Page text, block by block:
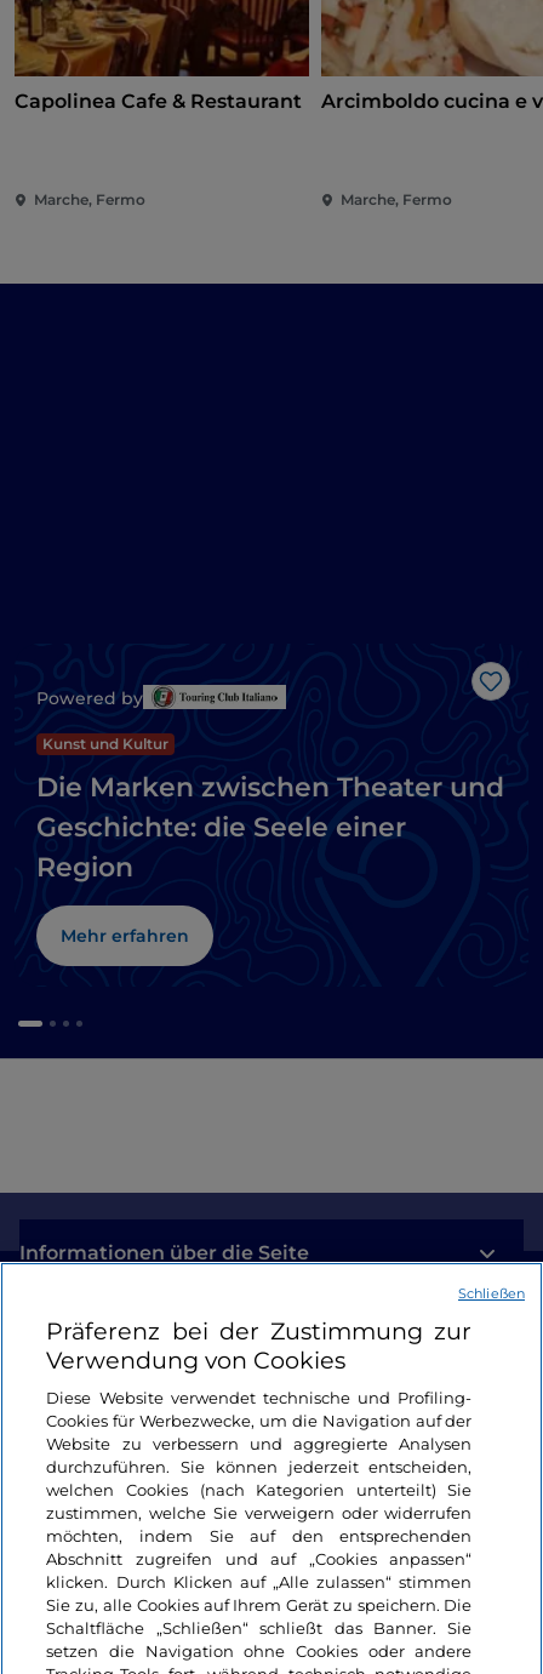
Capolinea Cafe & Restaurant
Marche, Fermo
Arcimboldo cucina e
Marche, Fermo
Like
Powered by
Kunst und Kultur
Die Marken zwischen Theater und
Geschichte: die Seele einer
Region
Mehr erfahren
Informationen über die Seite
Nützliche Links
Login
Bleiben wir in Kontakt
Präferenz bei der Zustimmung zur
Verwendung von Cookies
Diese Website verwendet technische und Profiling-
Cookies für Werbezwecke, um die Navigation auf der
Website zu verbessern und aggregierte Analysen
durchzuführen. Sie können jederzeit entscheiden,
welchen Cookies (nach Kategorien unterteilt) Sie
zustimmen, welche Sie verweigern oder widerrufen
möchten, indem Sie auf den entsprechenden
Abschnitt zugreifen und auf „Cookies anpassen“
klicken. Durch Klicken auf „Alle zulassen“ stimmen
Sie zu, alle Cookies auf Ihrem Gerät zu speichern. Die
Schaltfläche „Schließen“ schließt das Banner. Sie
setzen die Navigation ohne Cookies oder andere
Schließen